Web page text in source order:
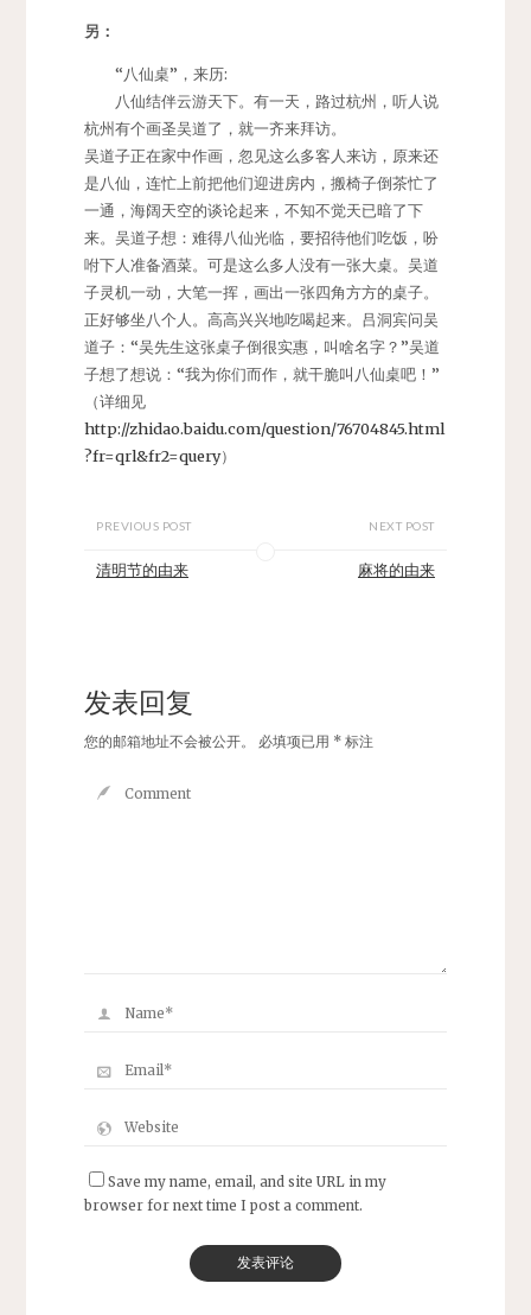
另：
“八仙桌”，来历:
八仙结伴云游天下。有一天，路过杭州，听人说
杭州有个画圣吴道了，就一齐来拜访。
吴道子正在家中作画，忽见这么多客人来访，原来还
是八仙，连忙上前把他们迎进房内，搬椅子倒茶忙了
一通，海阔天空的谈论起来，不知不觉天已暗了下
来。吴道子想：难得八仙光临，要招待他们吃饭，吩
咐下人准备酒菜。可是这么多人没有一张大桌。吴道
子灵机一动，大笔一挥，画出一张四角方方的桌子。
正好够坐八个人。高高兴兴地吃喝起来。吕洞宾问吴
道子：“吴先生这张桌子倒很实惠，叫啥名字？”吴道
子想了想说：“我为你们而作，就干脆叫八仙桌吧！”
（详细见
http://zhidao.baidu.com/question/76704845.html
?fr=qrl&fr2=query）
PREVIOUS POST
清明节的由来
NEXT POST
麻将的由来
发表回复
您的邮箱地址不会被公开。 必填项已用 *标注
Save my name, email, and site URL in my
browser for next time I post a comment.